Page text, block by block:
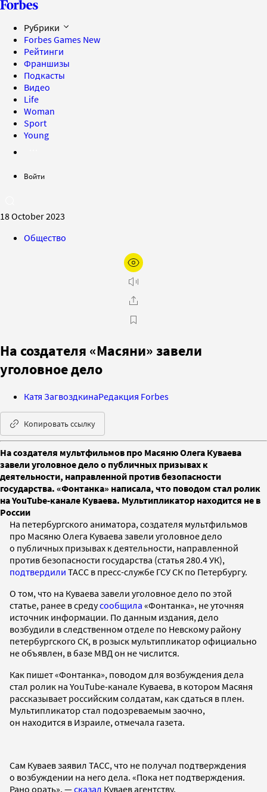
Рубрики
Forbes Games New
Рейтинги
Франшизы
Подкасты
Видео
Life
Woman
Sport
Young
Войти
18 October 2023
Общество
На создателя «Масяни» завели
уголовное дело
Катя ЗагвоздкинаРедакция Forbes
Копировать ссылку
На создателя мультфильмов про Масяню Олега Куваева
завели уголовное дело о публичных призывах к
деятельности, направленной против безопасности
государства. «Фонтанка» написала, что поводом cтал ролик
на YouTube-канале Куваева. Мультипликатор находится не в
России
На петербургского аниматора, создателя мультфильмов
про Масяню Олега Куваева завели уголовное дело
о публичных призывах к деятельности, направленной
против безопасности государства (статья 280.4 УК),
подтвердили ТАСС в пресс-службе ГСУ СК по Петербургу.
О том, что на Куваева завели уголовное дело по этой
статье, ранее в средусообщила «Фонтанка», не уточняя
источник информации. По данным издания, дело
возбудили в следственном отделе по Невскому району
петербургского СК, в розыск мультипликатор официально
не объявлен, в базе МВД он не числится.
Как пишет «Фонтанка», поводом для возбуждения дела
стал ролик на YouTube-канале Куваева, в котором Масяня
рассказывает российским солдатам, как сдаться в плен.
Мультипликатор стал подозреваемым заочно,
он находится в Израиле, отмечала газета.
Сам Куваев заявил ТАСС, что не получал подтверждения
о возбуждении на него дела. «Пока нет подтверждения.
Рано орать», —сказал Куваев агентству.